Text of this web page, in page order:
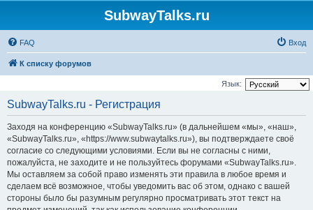
SubwayTalks.ru
FAQ Вход
К списку форумов
Язык:
SubwayTalks.ru - Регистрация
Заходя на конференцию «SubwayTalks.ru» (в дальнейшем «мы», «наш»,
«SubwayTalks.ru», «https://www.subwaytalks.ru»), вы подтверждаете своё
согласие со следующими условиями. Если вы не согласны с ними,
пожалуйста, не заходите и не пользуйтесь форумами «SubwayTalks.ru».
Мы оставляем за собой право изменять эти правила в любое время и
сделаем всё возможное, чтобы уведомить вас об этом, однако с вашей
стороны было бы разумным регулярно просматривать этот текст на